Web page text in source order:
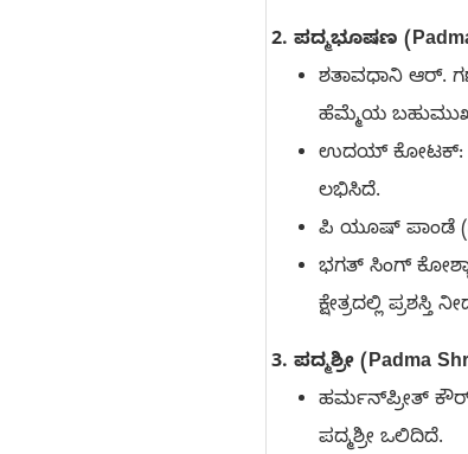
2. ಪದ್ಮಭೂಷಣ
ಶತಾವಧಾನಿ ಆರ್.
ಹೆಮ್ಮೆಯ ಬಹುಮುಖ
ಉದಯ್ ಕೋಟಕ್:
ಲಭಿಸಿದೆ.
ಪಿ ಯೂಷ್ ಪಾಂಡೆ
ಭಗತ್ ಸಿಂಗ್
ಕ್ಷೇತ್ರದಲ್ಲಿ ಪ್ರಶಸ್ತಿ
3. ಪದ್ಮಶ್ರೀ (Padma
ಹರ್ಮನ್‌ಪ್ರೀತ್ ಕೌರ್
ಪದ್ಮಶ್ರೀ ಒಲಿದಿದೆ.